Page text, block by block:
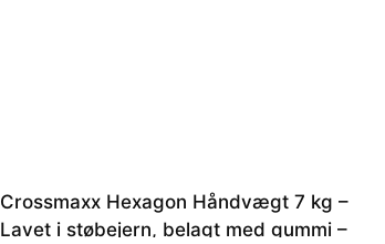
Crossmaxx Hexagon Håndvægt 7 kg –
Lavet i støbejern, belagt med gummi –